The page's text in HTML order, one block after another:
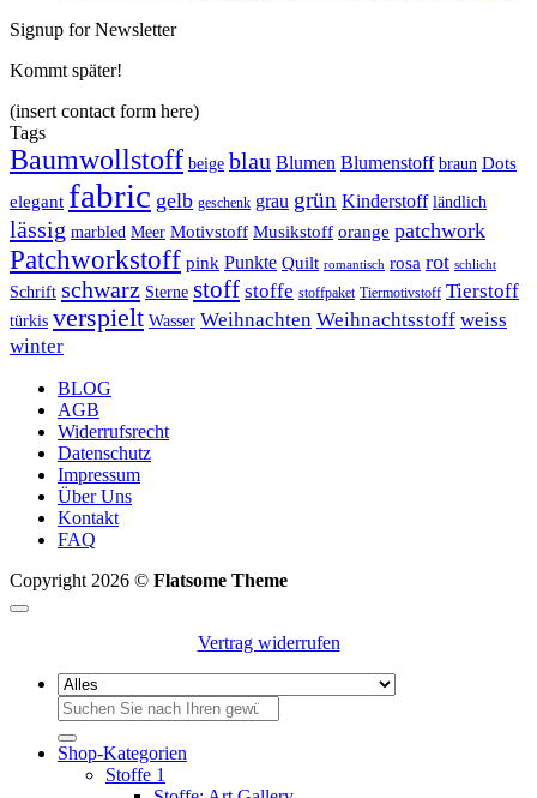
Signup for Newsletter
Kommt später!
(insert contact form here)
Tags
Baumwollstoff beige blau Blumen Blumenstoff braun Dots
elegant fabric gelb geschenk grau grün Kinderstoff ländlich
lässig marbled Meer Motivstoff Musikstoff orange patchwork
Patchworkstoff pink Punkte Quilt romantisch rosa rot schlicht
Schrift schwarz Sterne stoff stoffe stoffpaket Tiermotivstoff Tierstoff
türkis verspielt Wasser Weihnachten Weihnachtsstoff weiss
winter
BLOG
AGB
Widerrufsrecht
Datenschutz
Impressum
Über Uns
Kontakt
FAQ
Copyright 2026 © Flatsome Theme
Vertrag widerrufen
Suchen
nach:
Shop-Kategorien
Stoffe 1